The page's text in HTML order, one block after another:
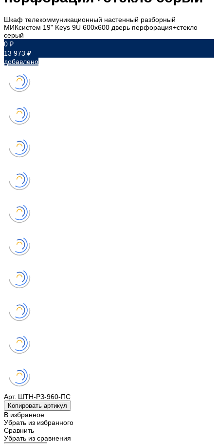
Шкаф телекоммуникационный настенный разборный
МИКсистем 19" Keys 9U 600x600 дверь перфорация+стекло
серый
0 ₽
13 973 ₽
добавлено
Арт. ШТН-РЗ-960-ПС
Копировать артикул
В избранное
Убрать из избранного
Сравнить
Убрать из сравнения